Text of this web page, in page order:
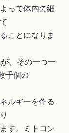
って体内の細
ことになりま
、その一つ一
千個の
ルギーを作る
す。ミトコン